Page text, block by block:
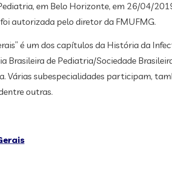
em Belo Horizonte, em 26/04/
foi autorizada pelo diretor da
é um dos capítulos da História da
Brasileira de Pediatria/Sociedade
subespecialidades participam,
outras.